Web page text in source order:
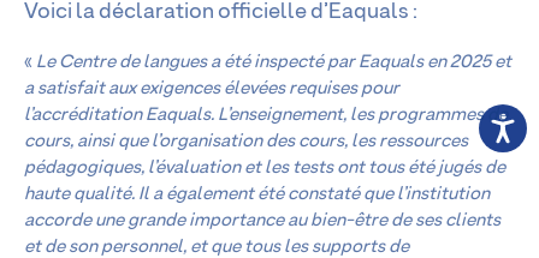
Voici la déclaration officielle d’Eaquals :
« Le Centre de langues a été inspecté par Eaquals en 2025 et
a satisfait aux exigences élevées requises pour
l’accréditation Eaquals. L’enseignement, les programmes de
cours, ainsi que l’organisation des cours, les ressources
pédagogiques, l’évaluation et les tests ont tous été jugés de
haute qualité. Il a également été constaté que l’institution
accorde une grande importance au bien-être de ses clients
et de son personnel, et que tous les supports de